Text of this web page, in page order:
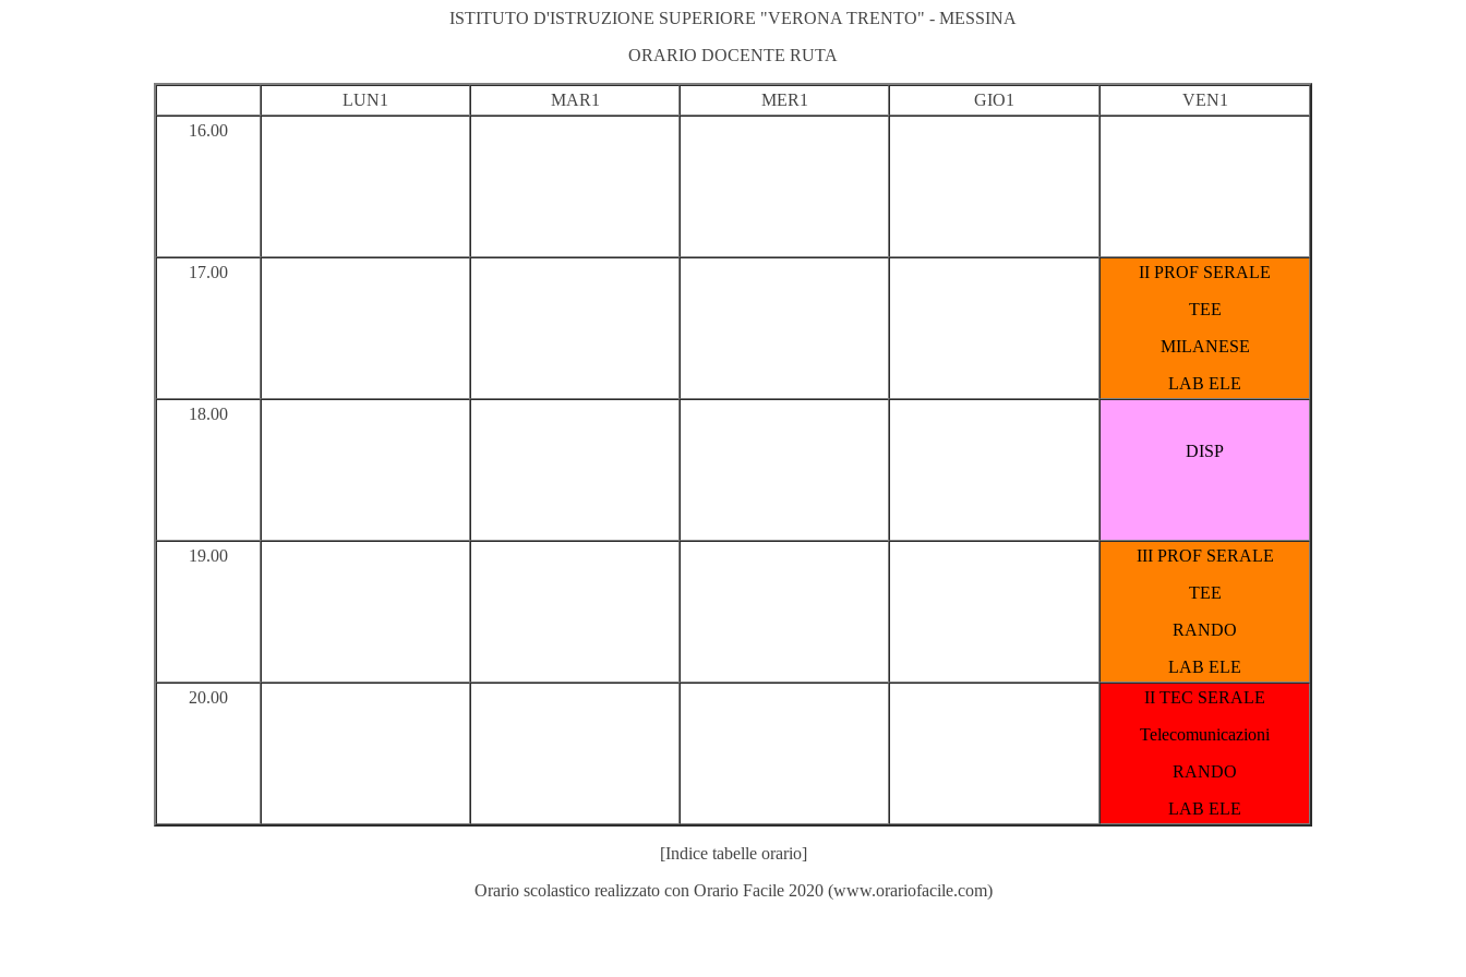
ISTITUTO D'ISTRUZIONE SUPERIORE "VERONA TRENTO" - MESSINA
ORARIO DOCENTE RUTA
LUN1 MAR1 MER1 GIO1
VEN1
16.00
17.00
II PROF SERALE
TEE
MILANESE
LAB ELE
18.00
DISP
19.00
III PROF SERALE
TEE
RANDO
LAB ELE
20.00
II TEC SERALE
Telecomunicazioni
RANDO
LAB ELE
[Indice tabelle orario]
Orario scolastico realizzato con Orario Facile 2020(www.orariofacile.com)